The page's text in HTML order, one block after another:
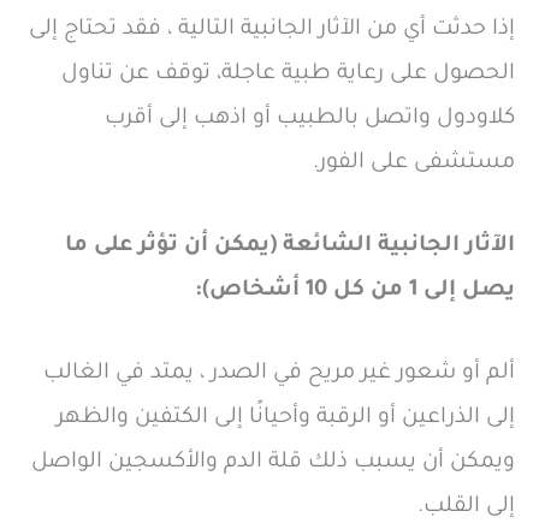
إذا حدثت أي من الآثار الجانبية التالية ، فقد تحتاج إلى
الحصول على رعاية طبية عاجلة، توقف عن تناول
كلاودول واتصل بالطبيب أو اذهب إلى أقرب
مستشفى على الفور.
الآثار الجانبية الشائعة (يمكن أن تؤثر على ما
يصل إلى 1 من كل 10 أشخاص):
ألم أو شعور غير مريح في الصدر ، يمتد في الغالب
إلى الذراعين أو الرقبة وأحيانًا إلى الكتفين والظهر
ويمكن أن يسبب ذلك قلة الدم والأكسجين الواصل
إلى القلب.